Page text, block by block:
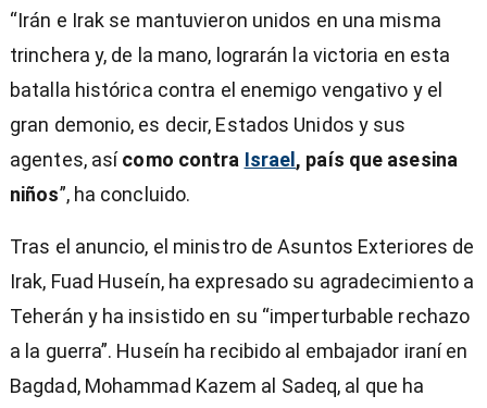
“Irán e Irak se mantuvieron unidos en una misma
trinchera y, de la mano, lograrán la victoria en esta
batalla histórica contra el enemigo vengativo y el
gran demonio, es decir, Estados Unidos y sus
agentes, asícomo contra Israel , país que asesina
niños”, ha concluido.
Tras el anuncio, el ministro de Asuntos Exteriores de
Irak, Fuad Huseín, ha expresado su agradecimiento a
Teherán y ha insistido en su “imperturbable rechazo
a la guerra”. Huseín ha recibido al embajador iraní en
Bagdad, Mohammad Kazem al Sadeq, al que ha